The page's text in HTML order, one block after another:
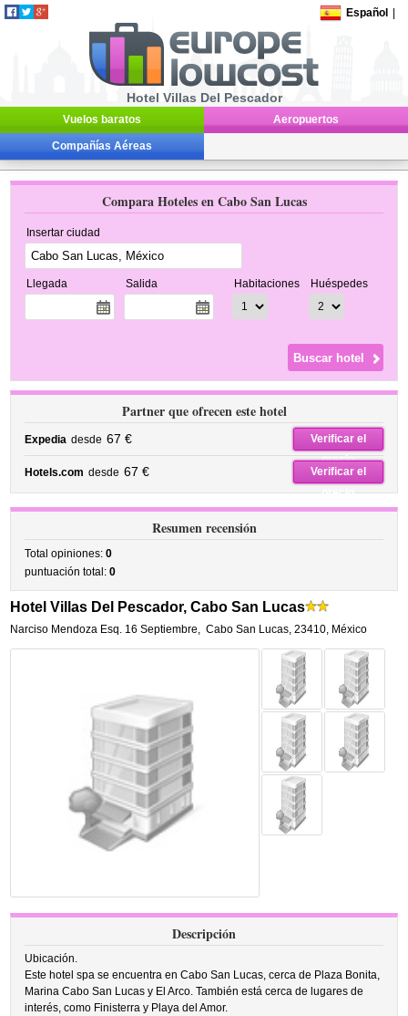
Español
Hotel Villas Del Pescador
Vuelos baratos Aeropuertos
Compañías Aéreas
Compara Hoteles en Cabo San Lucas
Insertar ciudad
Llegada Salida Habitaciones Huéspedes
Partner que ofrecen este hotel
Expedia desde 67 €
Verificar el
precio
Hotels.com desde 67 €
Verificar el
precio
Resumen recensión
Total opiniones:0
puntuación total:0
Hotel Villas Del Pescador, Cabo San Lucas
Narciso Mendoza Esq. 16 Septiembre, Cabo San Lucas,23410, México
Descripción
Ubicación.
Este hotel spa se encuentra en Cabo San Lucas, cerca de Plaza Bonita,
Marina Cabo San Lucas y El Arco. También está cerca de lugares de
interés, como Finisterra y Playa del Amor.